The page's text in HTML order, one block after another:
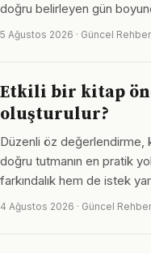
doğru belirleyen gün
5 Ağustos 2026 · Güncel Rehber
Etkili bir kitap
oluşturulur?
Düzenli öz değerlendirme,
doğru tutmanın en pratik
farkındalık hem de istek
4 Ağustos 2026 · Güncel Rehber